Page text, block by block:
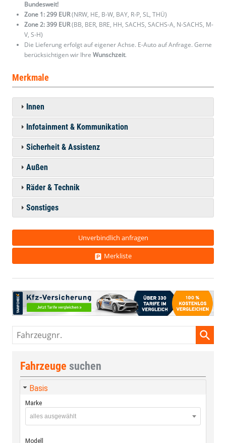
Bundesweit!
Zone 1: 299 EUR(NRW, HE, B-W, BAY, R-P, SL, THÜ)
Zone 2: 399 EUR(BB, BER, BRE, HH, SACHS, SACHS-A, N-SACHS, M-
V, S-H)
Die Lieferung erfolgt auf eigener Achse. E-Auto auf Anfrage. Gerne
berücksichtigen wir Ihre Wunschzeit.
Merkmale
Innen
Infotainment & Kommunikation
Sicherheit & Assistenz
Außen
Räder & Technik
Sonstiges
Unverbindlich anfragen
Merkliste
Fahrzeugnr.
Fahrzeuge suchen
Basis
Marke
alles ausgewählt
Modell